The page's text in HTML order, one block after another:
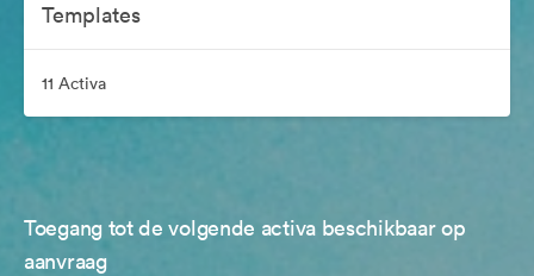
Templates
11 Activa
Toegang tot de volgende activa beschikbaar op
aanvraag